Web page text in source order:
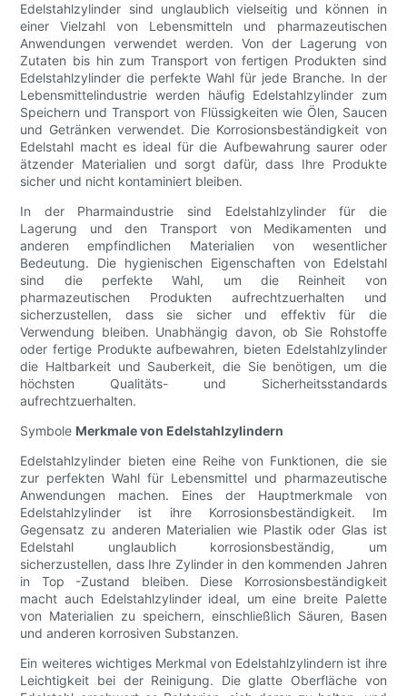
Edelstahlzylinder sind unglaublich vielseitig und können in
einer Vielzahl von Lebensmitteln und pharmazeutischen
Anwendungen verwendet werden. Von der Lagerung von
Zutaten bis hin zum Transport von fertigen Produkten sind
Edelstahlzylinder die perfekte Wahl für jede Branche. In der
Lebensmittelindustrie werden häufig Edelstahlzylinder zum
Speichern und Transport von Flüssigkeiten wie Ölen, Saucen
und Getränken verwendet. Die Korrosionsbeständigkeit von
Edelstahl macht es ideal für die Aufbewahrung saurer oder
ätzender Materialien und sorgt dafür, dass Ihre Produkte
sicher und nicht kontaminiert bleiben.
In der Pharmaindustrie sind Edelstahlzylinder für die
Lagerung und den Transport von Medikamenten und
anderen empfindlichen Materialien von wesentlicher
Bedeutung. Die hygienischen Eigenschaften von Edelstahl
sind die perfekte Wahl, um die Reinheit von
pharmazeutischen Produkten aufrechtzuerhalten und
sicherzustellen, dass sie sicher und effektiv für die
Verwendung bleiben. Unabhängig davon, ob Sie Rohstoffe
oder fertige Produkte aufbewahren, bieten Edelstahlzylinder
die Haltbarkeit und Sauberkeit, die Sie benötigen, um die
höchsten Qualitäts- und Sicherheitsstandards
aufrechtzuerhalten.
Symbole Merkmale von Edelstahlzylindern
Edelstahlzylinder bieten eine Reihe von Funktionen, die sie
zur perfekten Wahl für Lebensmittel und pharmazeutische
Anwendungen machen. Eines der Hauptmerkmale von
Edelstahlzylinder ist ihre Korrosionsbeständigkeit. Im
Gegensatz zu anderen Materialien wie Plastik oder Glas ist
Edelstahl unglaublich korrosionsbeständig, um
sicherzustellen, dass Ihre Zylinder in den kommenden Jahren
in Top -Zustand bleiben. Diese Korrosionsbeständigkeit
macht auch Edelstahlzylinder ideal, um eine breite Palette
von Materialien zu speichern, einschließlich Säuren, Basen
und anderen korrosiven Substanzen.
Ein weiteres wichtiges Merkmal von Edelstahlzylindern ist ihre
Leichtigkeit bei der Reinigung. Die glatte Oberfläche von